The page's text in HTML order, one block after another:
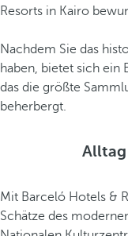
Resorts in Kairo
Nachdem Sie das
haben, bietet sich ein
das die größte
beherbergt.
Mit Barceló Hotels &
Schätze des